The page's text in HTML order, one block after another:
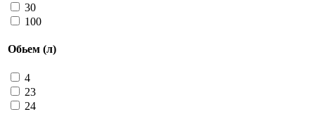
30
100
Обьем (л)
4
23
24